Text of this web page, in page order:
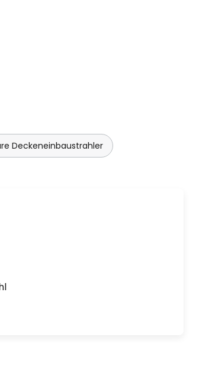
Deckeneinbaustrahler